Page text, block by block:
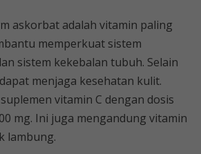
askorbat adalah vitamin paling
memperkuat sistem
sistem kekebalan tubuh. Selain
menjaga kesehatan kulit.
vitamin C dengan dosis
mg. Ini juga mengandung vitamin
lambung.